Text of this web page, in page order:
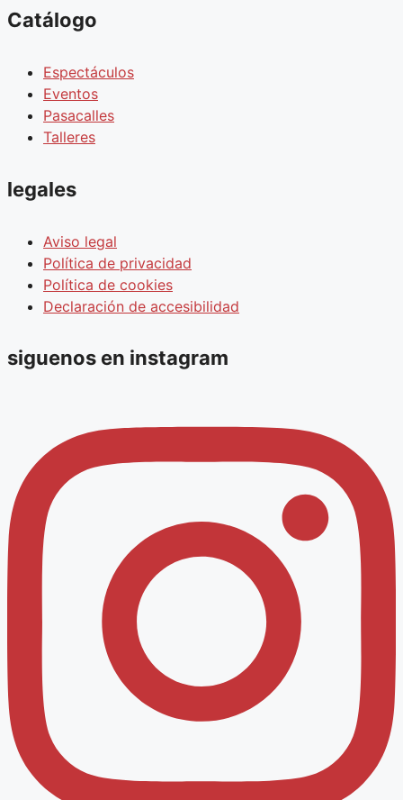
Catálogo
Espectáculos
Eventos
Pasacalles
Talleres
legales
Aviso legal
Política de privacidad
Política de cookies
Declaración de accesibilidad
siguenos en instagram